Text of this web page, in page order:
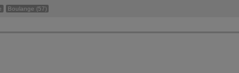
Boulange (57)